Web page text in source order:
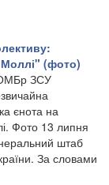
Моллі" (фото)
ОМБр ЗСУ
єнота на
Фото 13 липня
штаб
За словами